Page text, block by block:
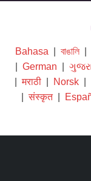
Bahasa বাঙালি
German
|मराठी| Norsk|
|संस्कृत|